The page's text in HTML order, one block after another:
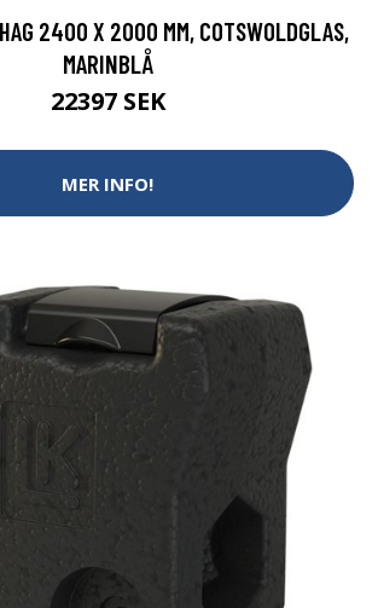
2400 X 2000 MM, COTSWOLDGLAS,
MARINBLÅ
22397 SEK
MER INFO!